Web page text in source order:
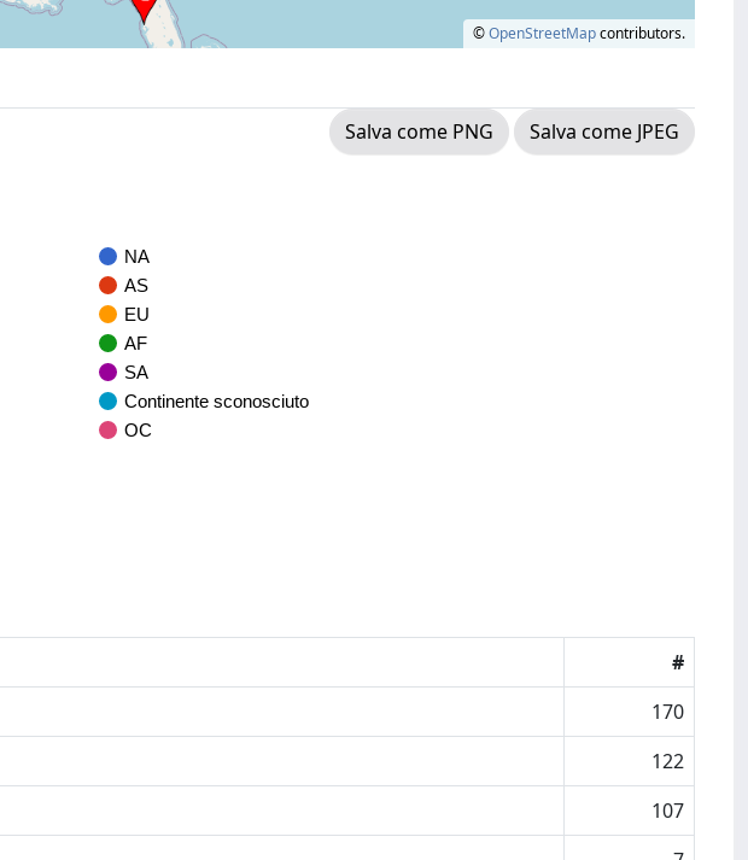
©OpenStreetMapcontributors.
Salva come PNG
Salva come JPEG
NA
AS
EU
AF
SA
Continente sconosciuto
OC
#
170
122
107